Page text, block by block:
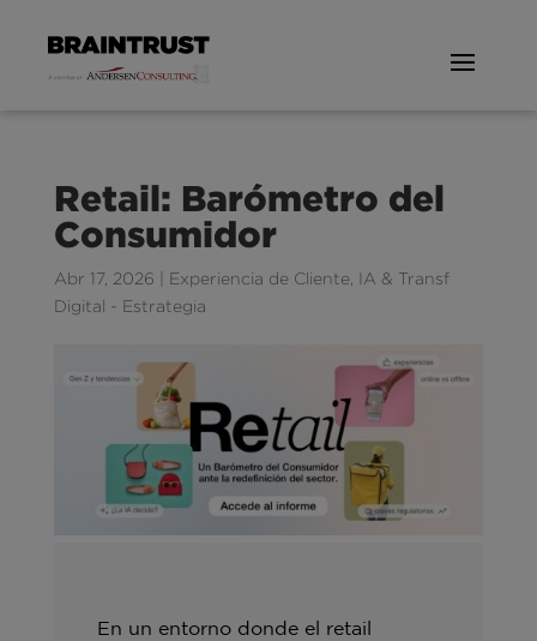
Retail: Barómetro del
Consumidor
Abr 17, 2026 Experiencia de Cliente, IA & Transf
Digital - Estrategia
En un entorno donde el retail